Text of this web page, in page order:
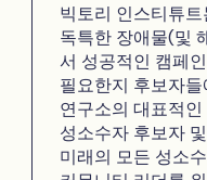
빅토리 인스티튜
독특한 장애물(및
서 성공적인 캠페
필요한지 후보자
연구소의 대표적
성소수자 후보자
미래의 모든 성소